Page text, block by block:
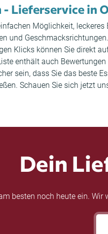
- Lieferservice in
Möglichkeit,
und
Klicks können Sie direkt
enthält auch
sein, dass Sie das beste
Schauen Sie sich jetzt
Dein
besten noch heute ein.